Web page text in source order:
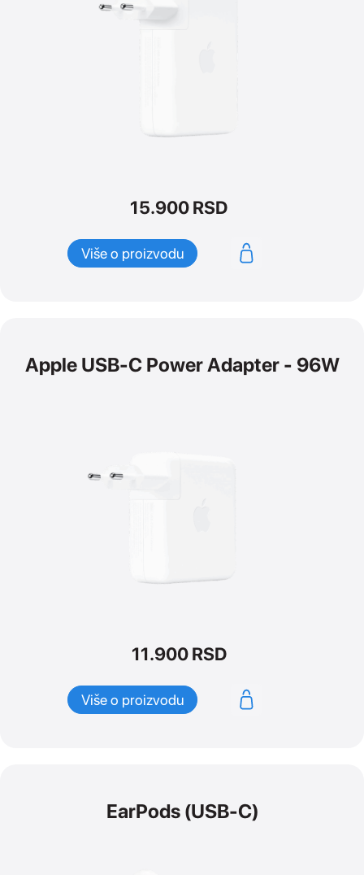
15.900RSD
Više o proizvodu
Apple USB-C Power Adapter - 96W
11.900RSD
Više o proizvodu
EarPods (USB-C)